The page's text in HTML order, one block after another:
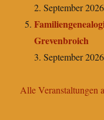
2. September
Grevenbroich
3. September
Alle Veranstaltungen